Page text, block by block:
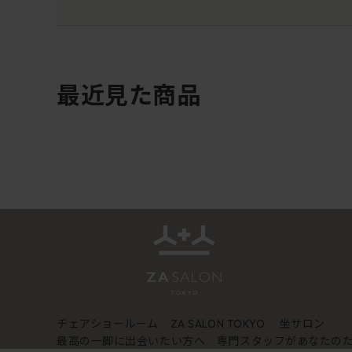
最近見た商品
チェアショールーム ZA SALON TOKYO
坐サロン
最高の一脚に出会いたい方へ 専門スタッフがあなたの